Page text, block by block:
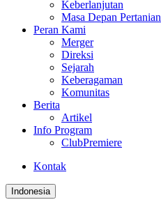
Keberlanjutan
Masa Depan Pertanian
Peran Kami
Merger
Direksi
Sejarah
Keberagaman
Komunitas
Berita
Artikel
Info Program
ClubPremiere
Kontak
Indonesia